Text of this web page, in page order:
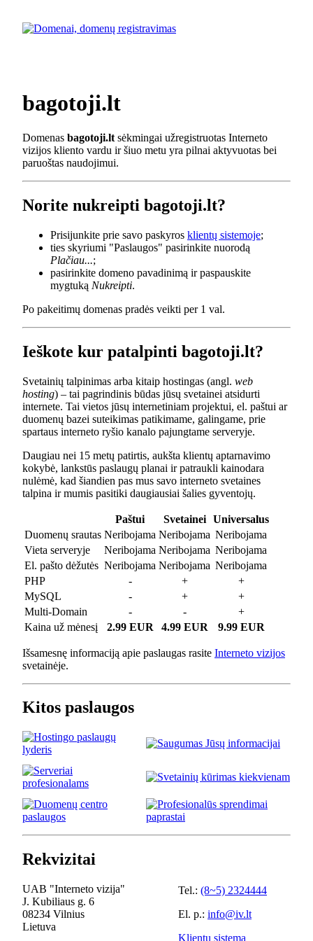
bagotoji.lt
Domenas bagotoji.lt sėkmingai užregistruotas Interneto
vizijos kliento vardu ir šiuo metu yra pilnai aktyvuotas bei
paruoštas naudojimui.
Norite nukreipti bagotoji.lt?
Prisijunkite prie savo paskyros klientų sistemoje;
ties skyriumi "Paslaugos" pasirinkite nuorodą
Plačiau...;
pasirinkite domeno pavadinimą ir paspauskite
mygtuką Nukreipti.
Po pakeitimų domenas pradės veikti per 1 val.
Ieškote kur patalpinti bagotoji.lt?
Svetainių talpinimas arba kitaip hostingas (angl. web
hosting) – tai pagrindinis būdas jūsų svetainei atsidurti
internete. Tai vietos jūsų internetiniam projektui, el. paštui ar
duomenų bazei suteikimas patikimame, galingame, prie
spartaus interneto ryšio kanalo pajungtame serveryje.
Daugiau nei 15 metų patirtis, aukšta klientų aptarnavimo
kokybė, lankstūs paslaugų planai ir patraukli kainodara
nulėmė, kad šiandien pas mus savo interneto svetaines
talpina ir mumis pasitiki daugiausiai šalies gyventojų.
Paštui Svetainei
Universalus
Duomenų srautas Neribojama Neribojama Neribojama
Vieta serveryje
Neribojama Neribojama Neribojama
El. pašto dėžutės Neribojama Neribojama Neribojama
PHP
- +
+
MySQL
- +
+
Multi-Domain
- -
+
Kaina už mėnesį
2.99 EUR 4.99 EUR 9.99 EUR
Išsamesnę informaciją apie paslaugas rasite Interneto vizijos
svetainėje.
Kitos paslaugos
Rekvizitai
UAB "Interneto vizija"
J. Kubiliaus g. 6
08234 Vilnius
Lietuva
Tel.: (8~5) 2324444
El. p.: info@iv.lt
Klientų sistema